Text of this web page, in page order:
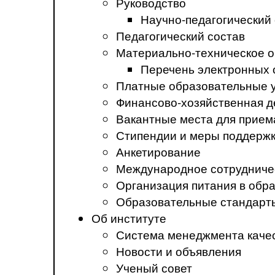
Научно-педагогический
Педагогический состав
Материально-техническое
Перечень электронных
Платные образовательные
Финансово-хозяйственная
Вакантные места для
Стипендии и меры
Анкетирование
Международное
Организация питания в
Образовательные
Об институте
Система менеджмента
Новости и объявления
Ученый совет